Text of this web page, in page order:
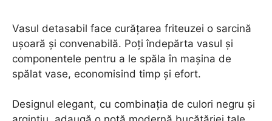
Vasul detasabil face curățarea friteuzei o sarcină
ușoară și convenabilă. Poți îndepărta vasul și
componentele pentru a le spăla în mașina de
spălat vase, economisind timp și efort.
Designul elegant, cu combinația de culori negru și